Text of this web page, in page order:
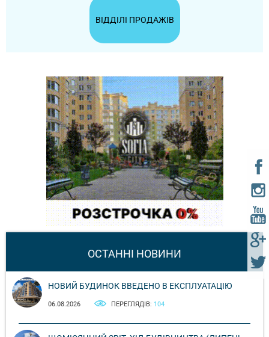
ВІДДІЛІ ПРОДАЖІВ
ОСТАННІ НОВИНИ
НОВИЙ БУДИНОК ВВЕДЕНО В ЕКСПЛУАТАЦІЮ
06.08.2026 ПЕРЕГЛЯДІВ: 104